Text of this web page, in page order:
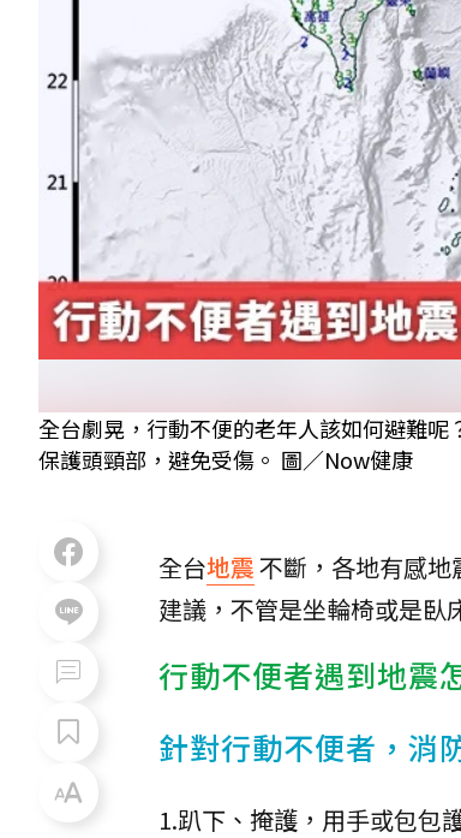
全台劇晃，行動不便的老年人該如何避難
保護頭頸部，避免受傷。 圖／Now健康
全台地震不斷，各地有感
建議，不管是坐輪椅或是臥
行動不便者遇到地震
針對行動不便者，消
1.趴下、掩護，用手或包包